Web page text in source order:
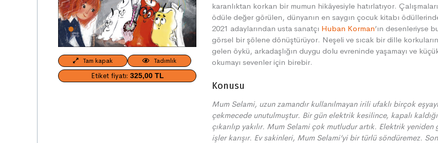
Tam kapak Tadımlık
Etiket fiyatı: 325,00 TL
karanlıktan korkan bir mumun hikâyesiyle hatırlatıyor.
ödüle değer görülen, dünyanın en saygın çocuk kitabı
2021 adaylarından usta sanatçı Huban Korman’ın desenleriyse
görsel bir şölene dönüştürüyor. Neşeli ve sıcak bir dille
gelen öykü, arkadaşlığın duygu dolu evreninde yaşamayı ve
okumayı sevenler için birebir.
Konusu
Mum Selami, uzun zamandır kullanılmayan irili ufaklı birçok
çekmecede unutulmuştur. Bir gün elektrik kesilince, kapalı
çıkarılıp yakılır. Mum Selami çok mutludur artık. Elektrik
işler karışır. Ev sakinleri, Mum Selami’yi bir türlü söndüremez.